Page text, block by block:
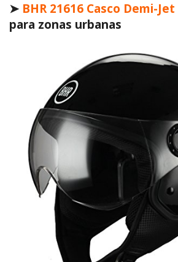
➤ BHR 21616 Casco Demi-Jet
para zonas urbanas